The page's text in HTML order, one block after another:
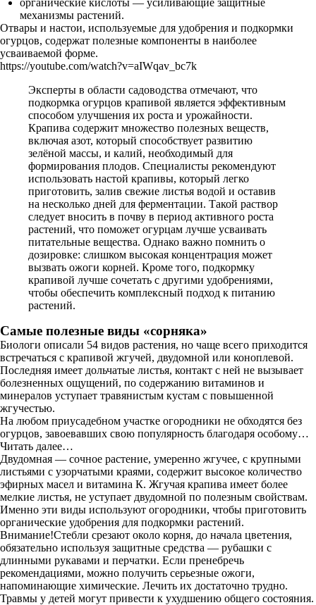
органические кислоты — усиливающие защитные
механизмы растений.
Отвары и настои, используемые для удобрения и подкормки
огурцов, содержат полезные компоненты в наиболее
усваиваемой форме.
https://youtube.com/watch?v=aIWqav_bc7k
Эксперты в области садоводства отмечают, что
подкормка огурцов крапивой является эффективным
способом улучшения их роста и урожайности.
Крапива содержит множество полезных веществ,
включая азот, который способствует развитию
зелёной массы, и калий, необходимый для
формирования плодов. Специалисты рекомендуют
использовать настой крапивы, который легко
приготовить, залив свежие листья водой и оставив
на несколько дней для ферментации. Такой раствор
следует вносить в почву в период активного роста
растений, что поможет огурцам лучше усваивать
питательные вещества. Однако важно помнить о
дозировке: слишком высокая концентрация может
вызвать ожоги корней. Кроме того, подкормку
крапивой лучше сочетать с другими удобрениями,
чтобы обеспечить комплексный подход к питанию
растений.
Самые полезные виды «сорняка»
Биологи описали 54 видов растения, но чаще всего приходится
встречаться с крапивой жгучей, двудомной или коноплевой.
Последняя имеет дольчатые листья, контакт с ней не вызывает
болезненных ощущений, по содержанию витаминов и
минералов уступает травянистым кустам с повышенной
жгучестью.
На любом приусадебном участке огородники не обходятся без
огурцов, завоевавших свою популярность благодаря особому…
Читать далее…
Двудомная — сочное растение, умеренно жгучее, с крупными
листьями с узорчатыми краями, содержит высокое количество
эфирных масел и витамина К. Жгучая крапива имеет более
мелкие листья, не уступает двудомной по полезным свойствам.
Именно эти виды используют огородники, чтобы приготовить
органические удобрения для подкормки растений.
Внимание!Стебли срезают около корня, до начала цветения,
обязательно используя защитные средства — рубашки с
длинными рукавами и перчатки. Если пренебречь
рекомендациями, можно получить серьезные ожоги,
напоминающие химические. Лечить их достаточно трудно.
Травмы у детей могут привести к ухудшению общего состояния.